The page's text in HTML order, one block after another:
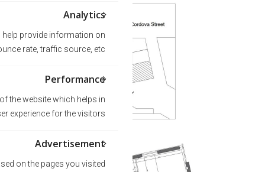
Analytics
provide information on
rate, traffic source, etc.
Performance
the website which helps in
experience for the visitors.
Advertisement
on the pages you visited